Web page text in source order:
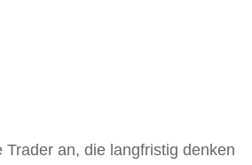
an, die langfristig denken